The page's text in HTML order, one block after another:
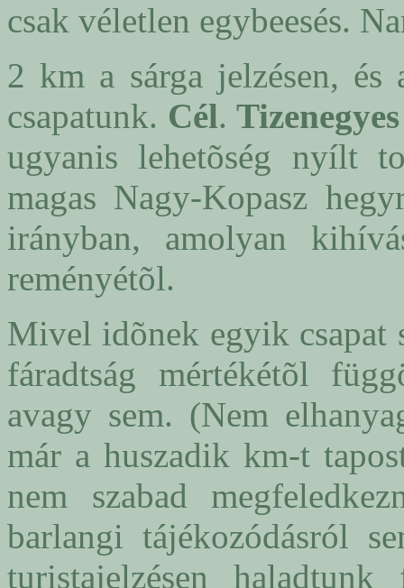
csak véletlen egybeesés.
2 km a sárga jelzésen, és
csapatunk. Cél.Tizenegyes
ugyanis lehetõség nyílt
magas Nagy-Kopasz
irányban, amolyan
reményétõl.
Mivel idõnek egyik csapat
fáradtság mértékétõl
avagy sem. (Nem
már a huszadik km-t
nem szabad
barlangi tájékozódásról
turistajelzésen